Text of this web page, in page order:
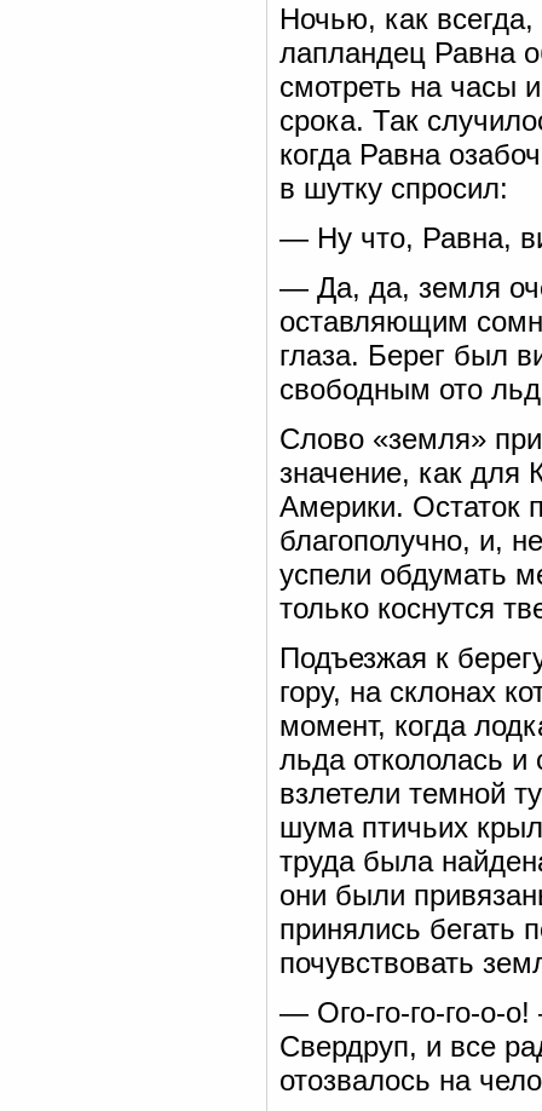
Ночью, как
лапландец Равна
смотреть на часы
срока. Так
когда Равна
в шутку спросил:
— Ну что, Равна,
— Да, да, земля
оставляющим
глаза. Берег был
свободным ото
Слово «земля»
значение, как для
Америки. Остаток
благополучно, и,
успели обдумать
только коснутся
Подъезжая к
гору, на склонах
момент, когда
льда откололась
взлетели темной
шума птичьих
труда была
они были
принялись бегать
почувствовать
— Ого-го-го-го-о-
Свердруп, и все
отозвалось на